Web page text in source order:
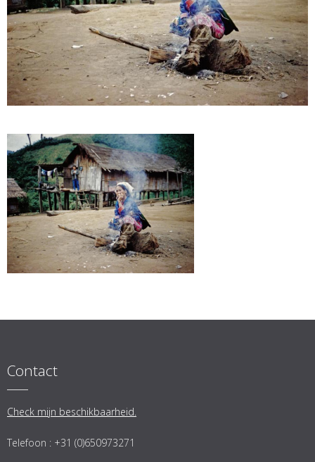
Contact
Check mijn beschikbaarheid.
Telefoon : +31 (0)650973271